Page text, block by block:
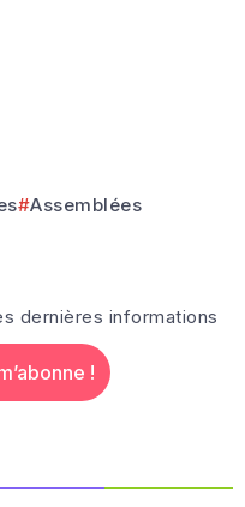
Assemblées
dernières informations